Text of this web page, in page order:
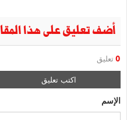
أضف تعليق على هذا
0 تعليق
اكتب تعليق
الإسم